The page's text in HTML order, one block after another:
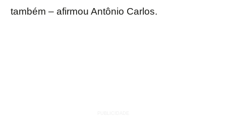
também – afirmou Antônio Carlos.